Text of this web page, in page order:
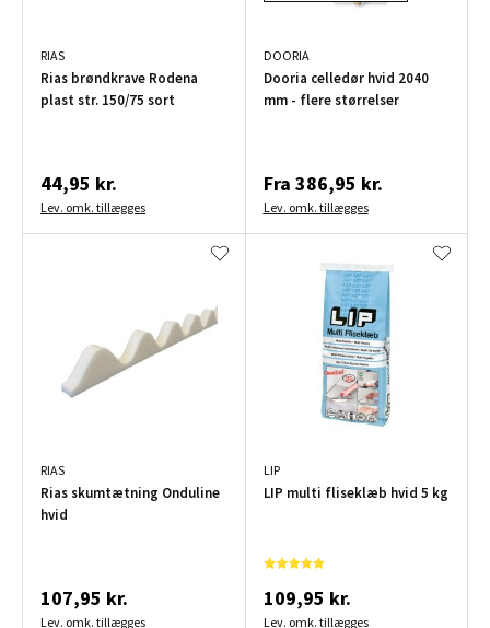
RIAS
Rias brøndkrave Rodena
plast str. 150/75 sort
44,95 kr.
Lev. omk. tillægges
DOORIA
Dooria celledør hvid 2040
mm - flere størrelser
Fra 386,95 kr.
Lev. omk. tillægges
RIAS
Rias skumtætning Onduline
hvid
107,95 kr.
Lev. omk. tillægges
LIP
LIP multi fliseklæb hvid 5 kg
109,95 kr.
Lev. omk. tillægges